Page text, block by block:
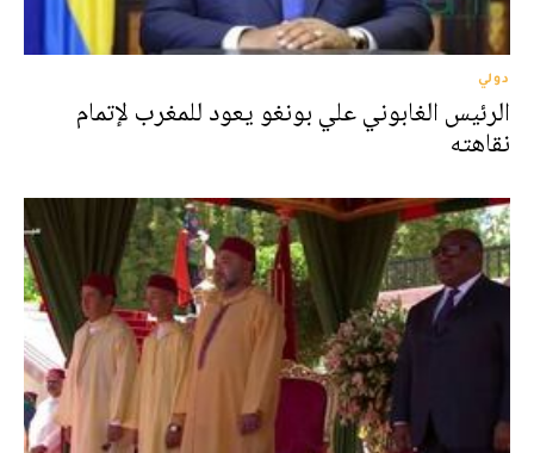
دولي
الرئيس الغابوني علي بونغو يعود للمغرب لإتمام
نقاهته